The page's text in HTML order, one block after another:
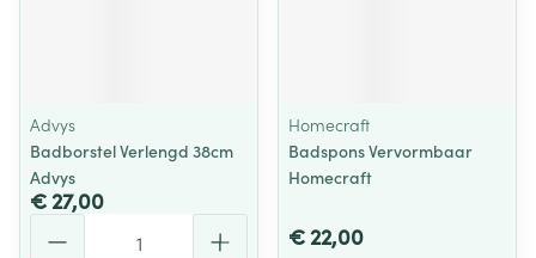
Advys
Badborstel Verlengd 38cm
Advys
€ 27,00
Homecraft
Badspons Vervormbaar
Homecraft
€ 22,00